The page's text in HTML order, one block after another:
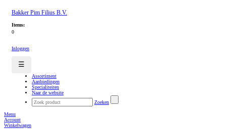
Bakker Pim Filius B.V.
Items:
0
Inloggen
☰
Assortiment
Aanbiedingen
Specialiteiten
Naar de website
Zoeken
Menu
Account
Winkelwagen